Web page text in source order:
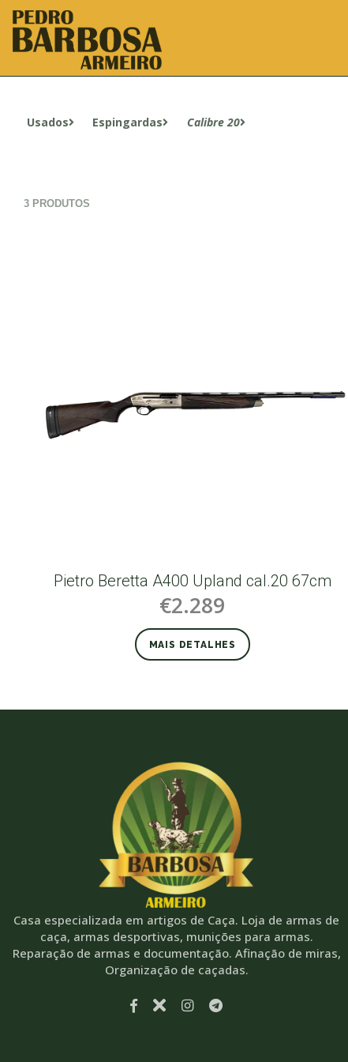
Usados Espingardas Calibre 20
3 PRODUTOS
Pietro Beretta A400 Upland cal.20 67cm
€2.289
MAIS DETALHES
Casa especializada em artigos de Caça. Loja de armas de
caça, armas desportivas, munições para armas.
Reparação de armas e documentação. Afinação de miras,
Organização de caçadas.